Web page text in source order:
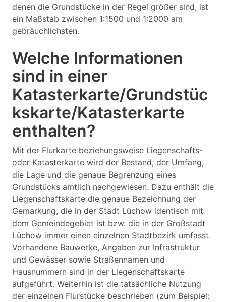
denen die Grundstücke in der Regel größer sind, ist
ein Maßstab zwischen 1:1500 und 1:2000 am
gebräuchlichsten.
Welche Informationen
sind in einer
Katasterkarte/Grundstüc
kskarte/Katasterkarte
enthalten?
Mit der Flurkarte beziehungsweise Liegenschafts-
oder Katasterkarte wird der Bestand, der Umfang,
die Lage und die genaue Begrenzung eines
Grundstücks amtlich nachgewiesen. Dazu enthält die
Liegenschaftskarte die genaue Bezeichnung der
Gemarkung, die in der Stadt Lüchow identisch mit
dem Gemeindegebiet ist bzw. die in der Großstadt
Lüchow immer einen einzelnen Stadtbezirk umfasst.
Vorhandene Bauwerke, Angaben zur Infrastruktur
und Gewässer sowie Straßennamen und
Hausnummern sind in der Liegenschaftskarte
aufgeführt. Weiterhin ist die tatsächliche Nutzung
der einzelnen Flurstücke beschrieben (zum Beispiel: